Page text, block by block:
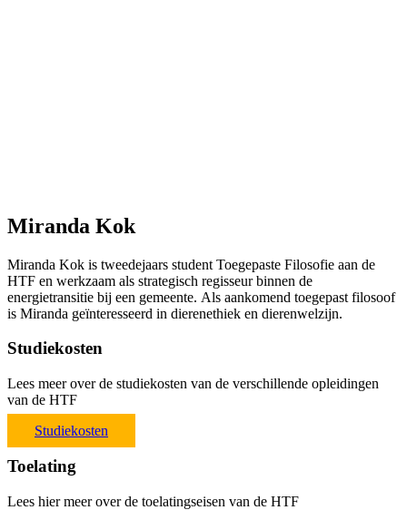
Miranda Kok
Miranda Kok is tweedejaars student Toegepaste Filosofie aan de
HTF en werkzaam als strategisch regisseur binnen de
energietransitie bij een gemeente. Als aankomend toegepast filosoof
is Miranda geïnteresseerd in dierenethiek en dierenwelzijn.
Studiekosten
Lees meer over de studiekosten van de verschillende opleidingen
van de HTF
Studiekosten
Toelating
Lees hier meer over de toelatingseisen van de HTF